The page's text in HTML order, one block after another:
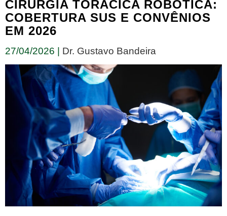
CIRURGIA TORÁCICA ROBÓTICA:
COBERTURA SUS E CONVÊNIOS
EM 2026
27/04/2026 | Dr. Gustavo Bandeira